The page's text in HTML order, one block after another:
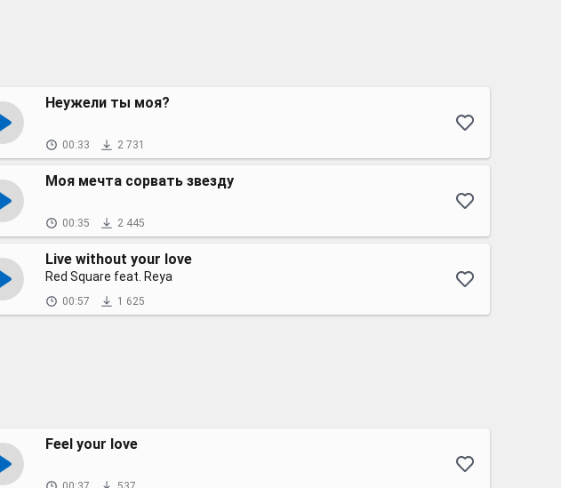
Неужели ты моя?
00:33 2 731
Моя мечта сорвать звезду
00:35 2 445
Live without your love
Red Square feat. Reya
00:57 1 625
Feel your love